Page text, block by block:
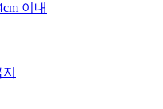
이내